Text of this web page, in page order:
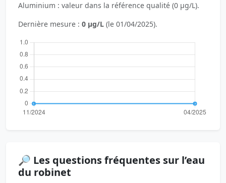
Aluminium : valeur dans la référence qualité (0 µg/L).
Dernière mesure : 0 µg/L (le 01/04/2025).
🔎 Les questions fréquentes sur l’eau
du robinet